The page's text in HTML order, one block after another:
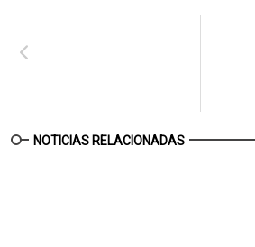
NOTICIAS RELACIONADAS